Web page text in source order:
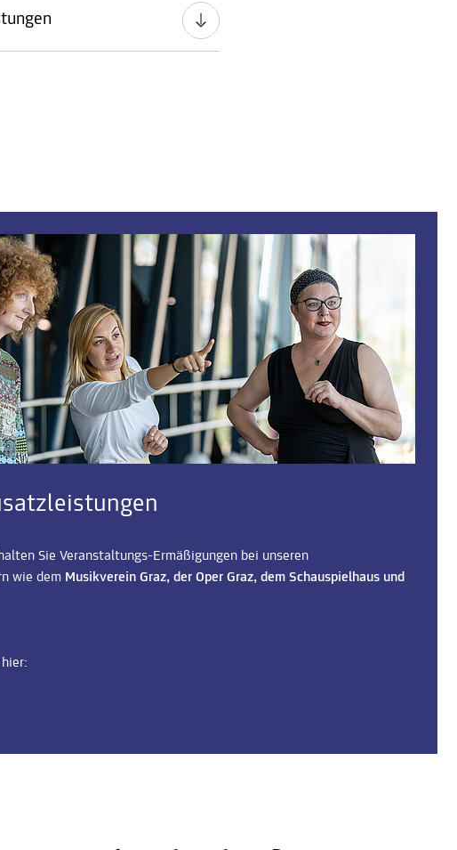
Sie Veranstaltungs-Ermäßigungen bei unseren
wie dem Musikverein Graz, der Oper Graz, dem Schauspielhaus und